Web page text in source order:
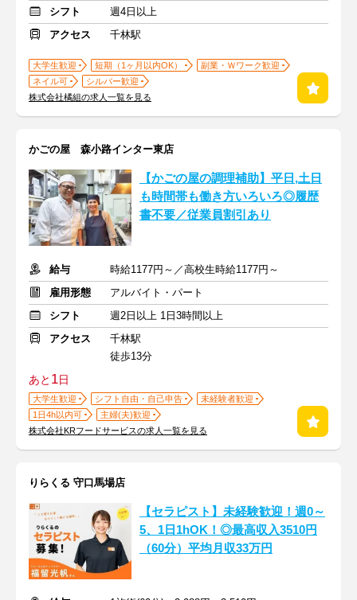
シフト
週4日以上
アクセス
千林駅
大学生歓迎 短期（1ヶ月以内OK）
副業・Ｗワーク歓迎
ネイル可
シルバー歓迎
株式会社橘組の求人一覧を見る
かごの屋 森小路インター東店
【かごの屋の調理補助】平日,土日
も時間帯も働き方いろいろ◎履歴
書不要／従業員割引あり
給与
時給1177円～／高校生時給1177円～
雇用形態
アルバイト・パート
シフト
週2日以上 1日3時間以上
アクセス
千林駅
徒歩13分
あと 1日
大学生歓迎 シフト自由・自己申告
未経験者歓迎
1日4h以内可
主婦(夫)歓迎
株式会社KRフードサービスの求人一覧を見る
りらくる 守口馬場店
【セラピスト】未経験歓迎！週0～
5、1日1hOK！◎最高収入3510円
（60分）平均月収33万円